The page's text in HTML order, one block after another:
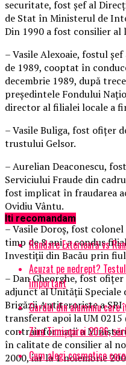
securitate, fost şef al
de Stat în Ministerul de
Din 1990 a fost consilier al
– Vasile Alexoaie, fostul
de 1989, cooptat în
decembrie 1989, după
preşedintele Fondului
director al filialei locale a
– Vasile Buliga, fost ofiţer
trustului Gelsor.
– Aurelian Deaconescu,
Serviciului Fraude din
fost implicat în fraudarea
Ovidiu Vântu.
– Vasile Doroş, fost
timp de 8 ani, a condus
Investiţii din Bacău prin fiul
– Dan Gheorghe, fost
adjunct al Unităţii
Brigăzii Antiteroriste a SRI
transferat apoi la UM
contrainformaţii a
în calitate de consilier al
2000, iar la 1 noiembrie
Iti recomandam
Randare Exterioară vs
Acuzat pe nedrept?
important
Gardul din aluminiu
Ziua Timișoarei 2026,
Cum alegi cosmetice